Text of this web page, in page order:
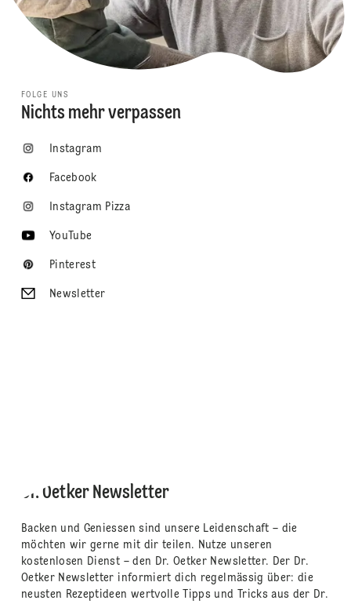
FOLGE UNS
Nichts mehr verpassen
Instagram
Facebook
Instagram Pizza
YouTube
Pinterest
Newsletter
Dr. Oetker Newsletter
Backen und Geniessen sind unsere Leidenschaft – die
möchten wir gerne mit dir teilen. Nutze unseren
kostenlosen Dienst – den Dr. Oetker Newsletter. Der Dr.
Oetker Newsletter informiert dich regelmässig über: die
neusten Rezeptideen wertvolle Tipps und Tricks aus der Dr.